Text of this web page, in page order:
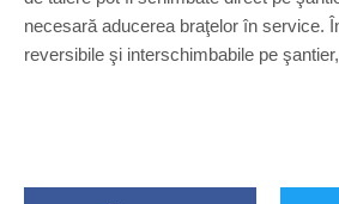
necesară aducerea braţelor în service.
reversibile şi interschimbabile pe